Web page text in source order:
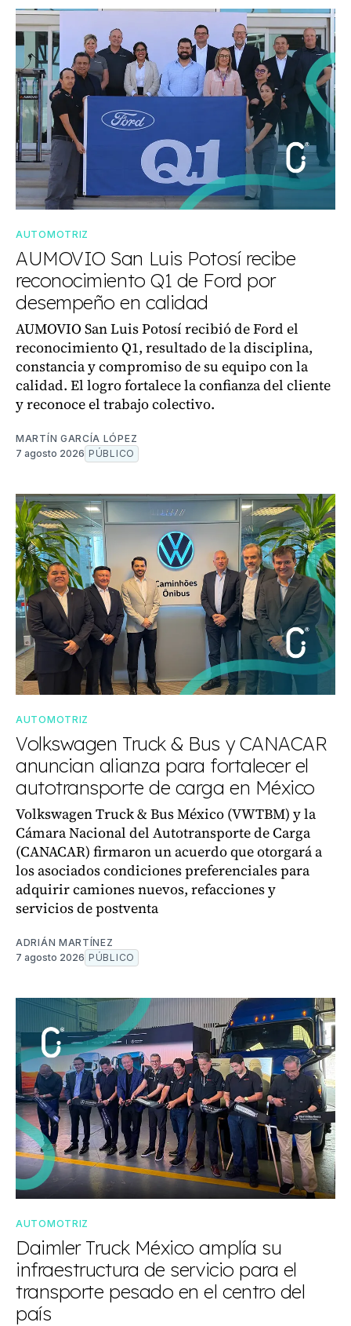
AUTOMOTRIZ
AUMOVIO San Luis Potosí recibe
reconocimiento Q1 de Ford por
desempeño en calidad
AUMOVIO San Luis Potosí recibió de Ford el
reconocimiento Q1, resultado de la disciplina,
constancia y compromiso de su equipo con la
calidad. El logro fortalece la confianza del cliente
y reconoce el trabajo colectivo.
MARTÍN GARCÍA LÓPEZ
7 agosto 2026 PÚBLICO
AUTOMOTRIZ
Volkswagen Truck & Bus y CANACAR
anuncian alianza para fortalecer el
autotransporte de carga en México
Volkswagen Truck & Bus México (VWTBM) y la
Cámara Nacional del Autotransporte de Carga
(CANACAR) firmaron un acuerdo que otorgará a
los asociados condiciones preferenciales para
adquirir camiones nuevos, refacciones y
servicios de postventa
ADRIÁN MARTÍNEZ
7 agosto 2026 PÚBLICO
AUTOMOTRIZ
Daimler Truck México amplía su
infraestructura de servicio para el
transporte pesado en el centro del
país